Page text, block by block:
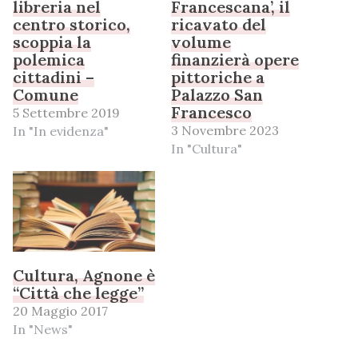
libreria nel
centro storico,
scoppia la
polemica
cittadini –
Comune
5 Settembre 2019
In "In evidenza"
Francescana’, il
ricavato del
volume
finanzierà opere
pittoriche a
Palazzo San
Francesco
3 Novembre 2023
In "Cultura"
Cultura, Agnone è
“Città che legge”
20 Maggio 2017
In "News"